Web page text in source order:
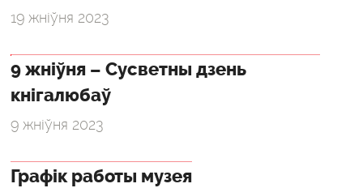
19 жніўня 2023
9 жніўня – Сусветны дзень
кнігалюбаў
9 жніўня 2023
Графік работы музея